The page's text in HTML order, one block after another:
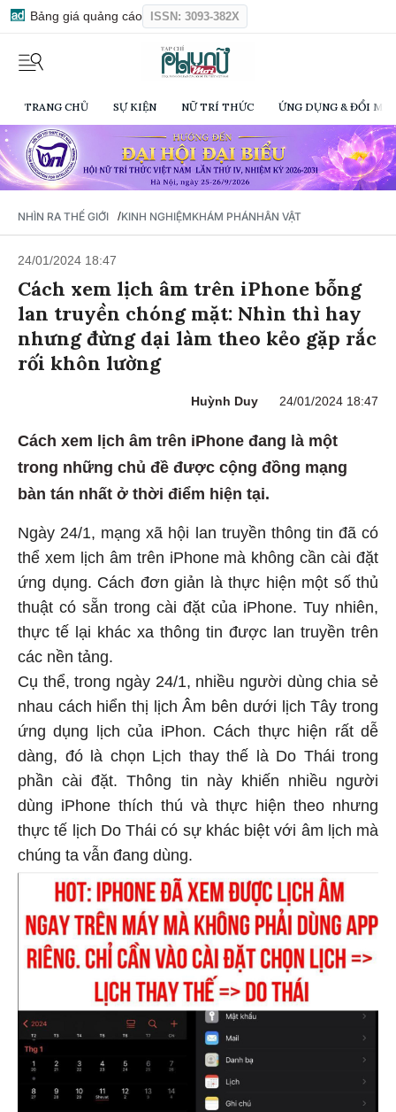
Bảng giá quảng cáo ISSN: 3093-382X
TRANG CHỦ SỰ KIỆN NỮ TRÍ THỨC ỨNG DỤNG & ĐỔI
NHÌN RA THẾ GIỚI /KINH NGHIỆMKHÁM PHÁNHÂN VẬT
24/01/2024 18:47
Cách xem lịch âm trên iPhone bỗng
lan truyền chóng mặt: Nhìn thì hay
nhưng đừng dại làm theo kẻo gặp rắc
rối khôn lường
Huỳnh Duy 24/01/2024 18:47
Cách xem lịch âm trên iPhone đang là một
trong những chủ đề được cộng đồng mạng
bàn tán nhất ở thời điểm hiện tại.
Ngày 24/1, mạng xã hội lan truyền thông tin đã có
thể xem lịch âm trên iPhone mà không cần cài đặt
ứng dụng. Cách đơn giản là thực hiện một số thủ
thuật có sẵn trong cài đặt của iPhone. Tuy nhiên,
thực tế lại khác xa thông tin được lan truyền trên
các nền tảng.
Cụ thể, trong ngày 24/1, nhiều người dùng chia sẻ
nhau cách hiển thị lịch Âm bên dưới lịch Tây trong
ứng dụng lịch của iPhon. Cách thực hiện rất dễ
dàng, đó là chọn Lịch thay thế là Do Thái trong
phần cài đặt. Thông tin này khiến nhiều người
dùng iPhone thích thú và thực hiện theo nhưng
thực tế lịch Do Thái có sự khác biệt với âm lịch mà
chúng ta vẫn đang dùng.